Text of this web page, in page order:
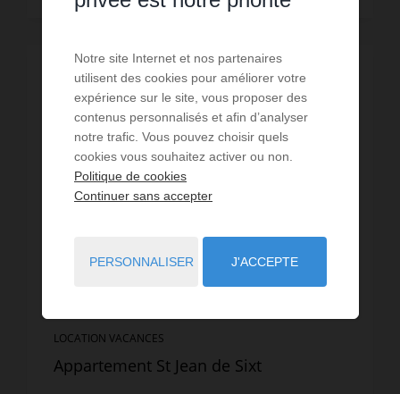
PROMOTION /VISITE VIRTUELLE
LOCATION VACANCES
Appartement St Jean de Sixt
Notre site Internet et nos partenaires
utilisent des cookies pour améliorer votre
expérience sur le site, vous proposer des
contenus personnalisés et afin d’analyser
notre trafic. Vous pouvez choisir quels
cookies vous souhaitez activer ou non.
Politique de cookies
Continuer sans accepter
PERSONNALISER J'ACCEPTE